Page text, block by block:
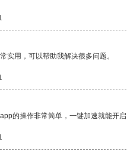
实用，可以帮助我解决很多问题。
的操作非常简单，一键加速就能开启